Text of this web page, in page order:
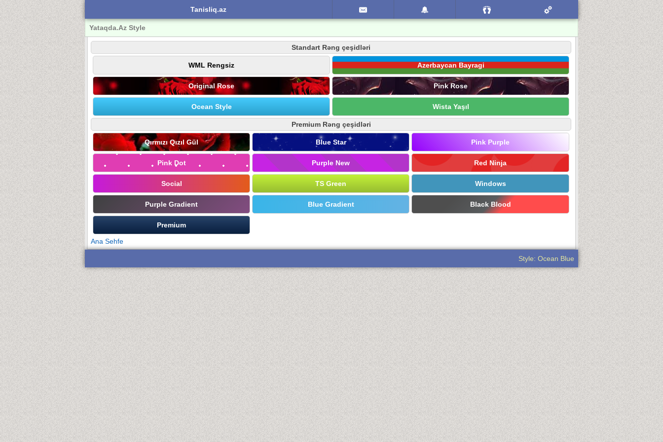
Tanisliq.az
Yataqda.Az Style
Standart Rəng çeşidləri
WML Rengsiz Azerbaycan Bayragi
Original Rose Pink Rose
Ocean Style Wista Yaşıl
Premium Rəng çeşidləri
Qırmızı Qızıl Gül Blue Star Pink Purple
Pink Dot Purple New Red Ninja
Social TS Green Windows
Purple Gradient Blue Gradient Black Blood
Premium
Ana Sehfe
Style: Ocean Blue